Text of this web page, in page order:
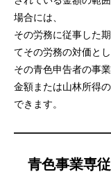
場合には、
その労務に従事した
てその労務の対価と
その青色申告者の事
金額または山林所得
できます。
青色事業専